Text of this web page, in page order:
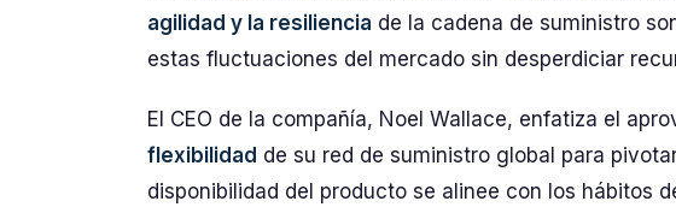
agilidad y la resiliencia de la cadena de suministro
estas fluctuaciones del mercado sin desperdiciar
El CEO de la compañía, Noel Wallace, enfatiza el
flexibilidad de su red de suministro global para
disponibilidad del producto se alinee con los hábitos